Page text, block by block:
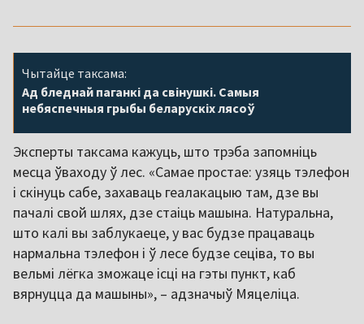
Чытайце таксама:
Ад бледнай паганкі да свінушкі. Самыя
небяспечныя грыбы беларускіх лясоў
Эксперты таксама кажуць, што трэба запомніць
месца ўваходу ў лес. «Самае простае: узяць тэлефон
і скінуць сабе, захаваць геалакацыю там, дзе вы
пачалі свой шлях, дзе стаіць машына. Натуральна,
што калі вы заблукаеце, у вас будзе працаваць
нармальна тэлефон і ў лесе будзе сеціва, то вы
вельмі лёгка зможаце ісці на гэты пункт, каб
вярнуцца да машыны», – адзначыў Мяцеліца.